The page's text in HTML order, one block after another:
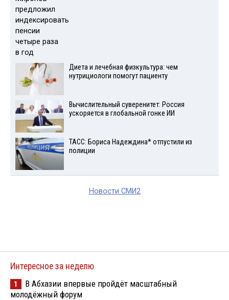
Диета и лечебная физкультура: чем
нутрициологи помогут пациенту
Вычислительный суверенитет: Россия
ускоряется в глобальной гонке ИИ
ТАСС: Бориса Надеждина* отпустили из
полиции
Новости СМИ2
Интересное за неделю
1
В Абхазии впервые пройдёт масштабный
молодёжный форум